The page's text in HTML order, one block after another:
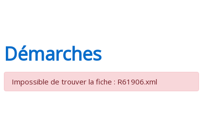
Démarches
Impossible de trouver la fiche : R61906.xml